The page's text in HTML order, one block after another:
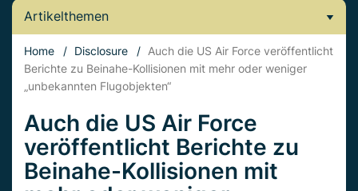
Artikelthemen
Home / Disclosure / Auch die US Air Force veröffentlicht
Berichte zu Beinahe-Kollisionen mit mehr oder weniger
„unbekannten Flugobjekten“
Auch die US Air Force
veröffentlicht Berichte zu
Beinahe-Kollisionen mit